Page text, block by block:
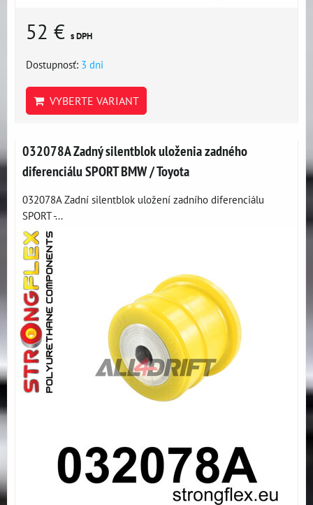
52 € s DPH
Dostupnosť: 3 dni
VYBERTE VARIANT
032078A Zadný silentblok uloženia zadného
diferenciálu SPORT BMW / Toyota
032078A Zadní silentblok uložení zadního diferenciálu
SPORT -...